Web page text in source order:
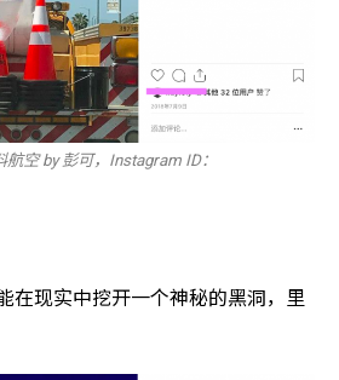
空 by 彭可，Instagram ID：
在现实中挖开一个神秘的黑洞，里